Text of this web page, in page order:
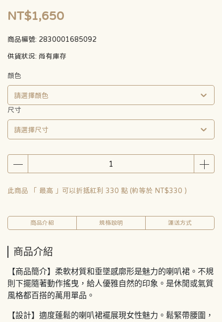
NT$1,650
商品編號: 2830001685092
供貨狀況: 尚有庫存
顏色
請選擇顏色
尺寸
請選擇尺寸
此商品 「 最高 」可以折抵紅利 330 點 (約等於 NT$330 )
商品介紹 規格說明 運送方式
商品介紹
【商品簡介】柔軟材質和垂墜感廓形是魅力的喇叭裙。不規
則下擺隨著動作搖曳，給人優雅自然的印象。是休閒或氣質
風格都百搭的萬用單品。
【設計】適度蓬鬆的喇叭裙襬展現女性魅力。鬆緊帶腰圍，